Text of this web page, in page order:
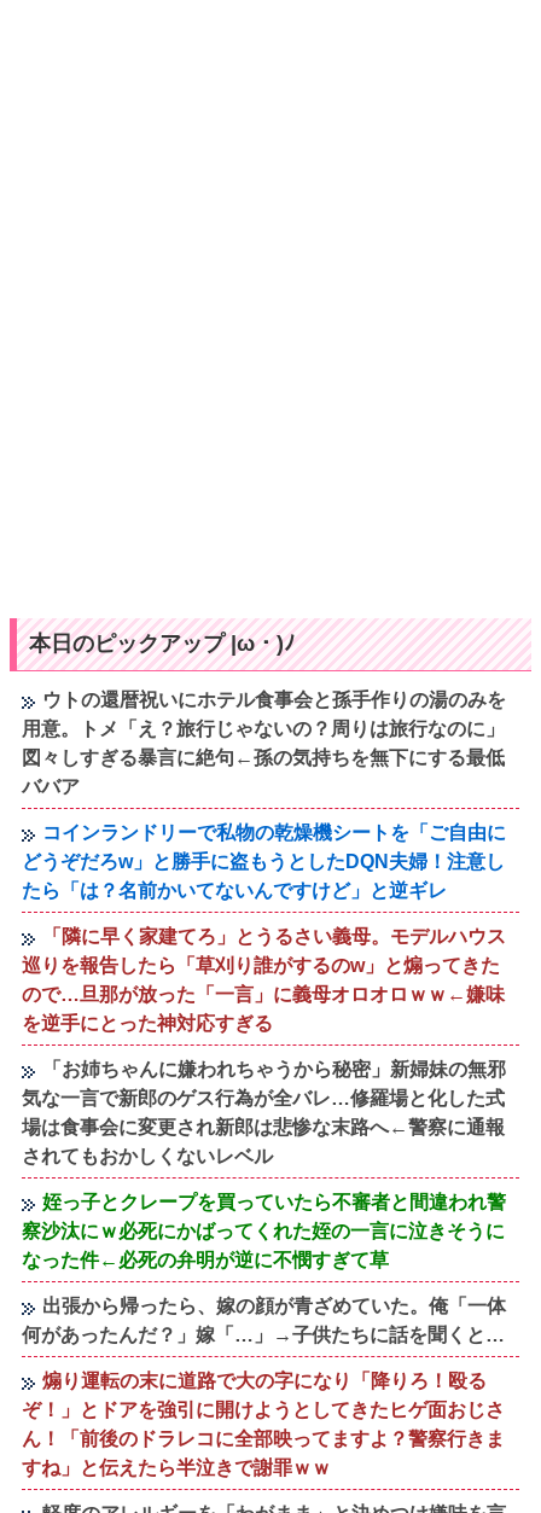
本日のピックアップ |ω・)ﾉ
ウトの還暦祝いにホテル食事会と孫手作りの湯のみを
用意。トメ「え？旅行じゃないの？周りは旅行なのに」
図々しすぎる暴言に絶句←孫の気持ちを無下にする最低
ババア
コインランドリーで私物の乾燥機シートを「ご自由に
どうぞだろw」と勝手に盗もうとしたDQN夫婦！注意し
たら「は？名前かいてないんですけど」と逆ギレ
「隣に早く家建てろ」とうるさい義母。モデルハウス
巡りを報告したら「草刈り誰がするのw」と煽ってきた
ので…旦那が放った「一言」に義母オロオロｗｗ←嫌味
を逆手にとった神対応すぎる
「お姉ちゃんに嫌われちゃうから秘密」新婦妹の無邪
気な一言で新郎のゲス行為が全バレ…修羅場と化した式
場は食事会に変更され新郎は悲惨な末路へ←警察に通報
されてもおかしくないレベル
姪っ子とクレープを買っていたら不審者と間違われ警
察沙汰にｗ必死にかばってくれた姪の一言に泣きそうに
なった件←必死の弁明が逆に不憫すぎて草
出張から帰ったら、嫁の顔が青ざめていた。俺「一体
何があったんだ？」嫁「…」→子供たちに話を聞くと…
煽り運転の末に道路で大の字になり「降りろ！殴る
ぞ！」とドアを強引に開けようとしてきたヒゲ面おじさ
ん！「前後のドラレコに全部映ってますよ？警察行きま
すね」と伝えたら半泣きで謝罪ｗｗ